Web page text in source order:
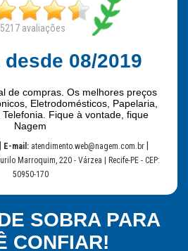
avaliações
08/2019
de compras. Os melhores preços
Eletrodomésticos, Papelaria,
Fique à vontade, fique
Nagem
E-mail: atendimento.web@nagem.com.br
Marroquim, 220 - Várzea | Recife-PE - CEP:
50950-170
SOBRA PARA
CONFIAR!